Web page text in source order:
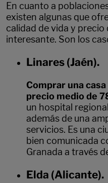
En cuanto a
existen algunas que
calidad de vida y precio
interesante. Son los
Linares (Jaén).
Comprar una
precio medio de
un hospital
además de una
servicios. Es una
bien comunicada
Granada a través
Elda (Alicante).